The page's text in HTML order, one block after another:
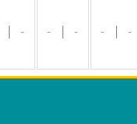
- - - - -